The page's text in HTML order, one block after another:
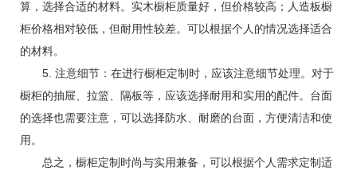
算，选择合适的材料。实木橱柜质量好，但价格较高；人造板橱
柜价格相对较低，但耐用性较差。可以根据个人的情况选择适合
的材料。
5. 注意细节：在进行橱柜定制时，应该注意细节处理。对于
橱柜的抽屉、拉篮、隔板等，应该选择耐用和实用的配件。台面
的选择也需要注意，可以选择防水、耐磨的台面，方便清洁和使
用。
总之，橱柜定制时尚与实用兼备，可以根据个人需求定制适